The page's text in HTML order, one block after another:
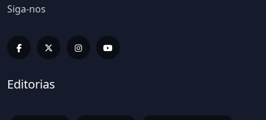
Siga-nos
Editorias